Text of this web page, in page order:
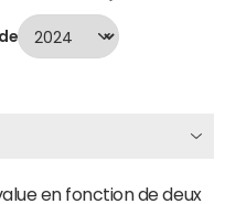
en fonction de deux